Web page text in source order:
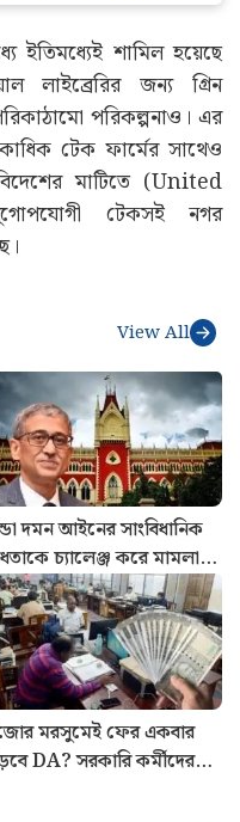
ইতিমধ্যেই শামিল হয়েছে
লাইব্রেরির জন্য গ্রিন
পরিকল্পনাও। এর
টেক ফার্মের সাথেও
মাটিতে (United
টেকসই নগর
View All
দমন আইনের সাংবিধানিক
চ্যালেঞ্জ করে মামলা!
করে দিল হাইকোর্ট
মরসুমেই ফের একবার
DA? সরকারি কর্মীদের